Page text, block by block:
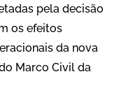
pela decisão
os efeitos
da nova
Marco Civil da